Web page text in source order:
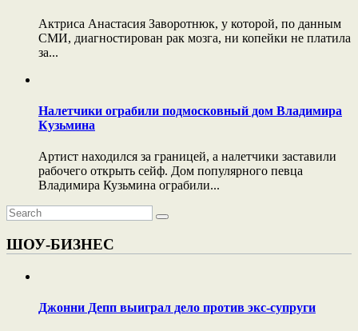
Актриса Анастасия Заворотнюк, у которой, по данным
СМИ, диагностирован рак мозга, ни копейки не платила
за...
Налетчики ограбили подмосковный дом Владимира
Кузьмина
Артист находился за границей, а налетчики заставили
рабочего открыть сейф. Дом популярного певца
Владимира Кузьмина ограбили...
ШОУ-БИЗНЕС
Джонни Депп выиграл дело против экс-супруги